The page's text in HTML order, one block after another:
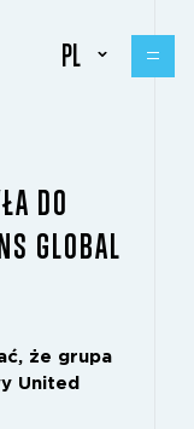
PL
DO
GLOBAL
że grupa
United